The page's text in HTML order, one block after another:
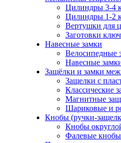
Цилиндры 3-4
Цилиндры 1-2
Вертушки для
Заготовки
Навесные замки
Велосипедные
Навесные
Защёлки и замки
Защелки с
Классические
Магнитные
Шариковые и
Кнобы (ручки-
Кнобы
Фалевые кнобы